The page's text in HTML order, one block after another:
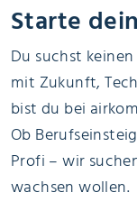
Starte
Du suchst
mit Zukunft,
bist du bei
Ob
Profi – wir
wachsen wollen.